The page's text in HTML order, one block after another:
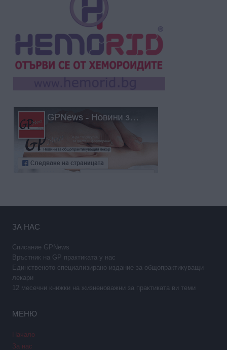
ЗА НАС
Списание GPNews
Връстник на GP практиката у нас
Единственото специализирано издание за общопрактикуващи
лекари
12 месечни книжки на жизненоважни за практиката ви теми
МЕНЮ
Начало
За нас